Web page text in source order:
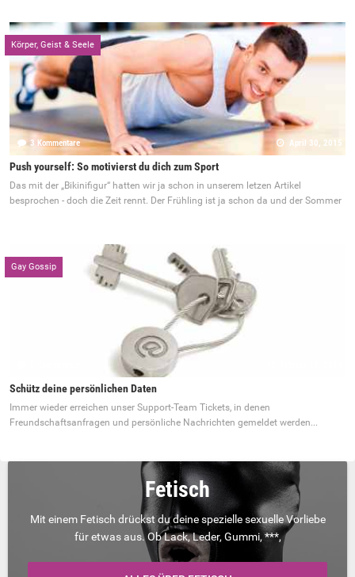
Körper, Geist & Seele
3 Kommentare April 30, 2015
Push yourself: So motivierst du dich zum Sport
Das mit der „Bikinifigur“ hatten wir ja schon in unserem letzen Artikel
besprochen - doch die Zeit rennt. Der Frühling ist ja schon da und der Sommer
Gay Gossip
Schütz deine persönlichen Daten
Immer wieder erreichen unser Support-Team Tickets, in denen
Freundschaftsanfragen und persönliche Nachrichten gemeldet werden...
Fetisch
Mit einem Fetisch drückst du deine spezielle sexuelle Vorliebe
für etwas aus. Ob Lack, Leder, Gummi, ***,